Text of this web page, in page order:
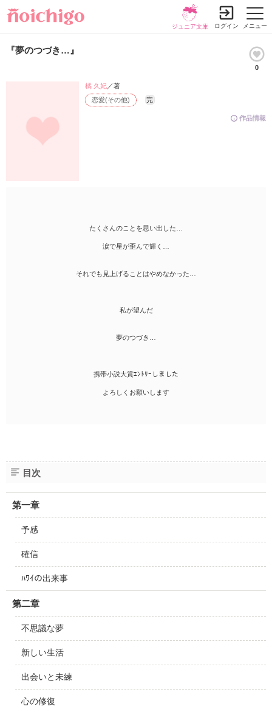
メニュー
ジュニア文庫 ログイン
『夢のつづき…』
0
作品情報
恋愛(その他) 完
橘 久妃／著
たくさんのことを思い出した…
涙で星が歪んで輝く…
それでも見上げることはやめなかった…
私が望んだ
夢のつづき…
携帯小説大賞ｴﾝﾄﾘｰしました
よろしくお願いします
目次
第一章
予感
確信
ﾊﾜｲの出来事
第二章
不思議な夢
新しい生活
出会いと未練
心の修復